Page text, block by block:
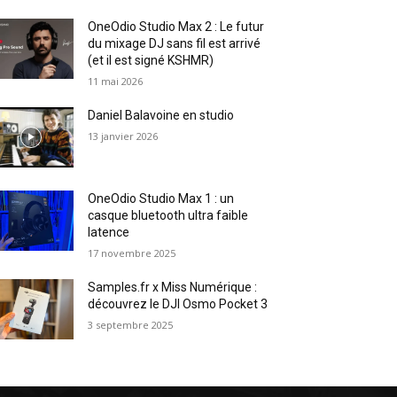
OneOdio Studio Max 2 : Le futur
du mixage DJ sans fil est arrivé
(et il est signé KSHMR)
11 mai 2026
Daniel Balavoine en studio
13 janvier 2026
OneOdio Studio Max 1 : un
casque bluetooth ultra faible
latence
17 novembre 2025
Samples.fr x Miss Numérique :
découvrez le DJI Osmo Pocket 3
3 septembre 2025